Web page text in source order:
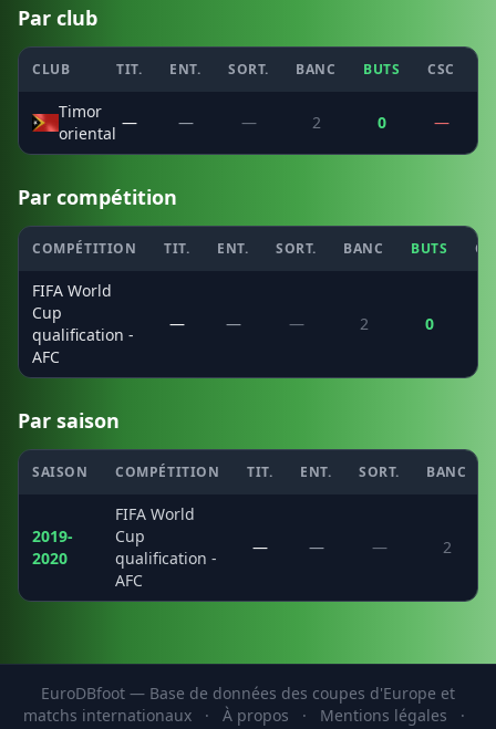
Par club
CLUB TIT. ENT. SORT. BANC BUTS CSC
Timor
oriental
— — — 2 0 —
Par compétition
COMPÉTITION TIT. ENT. SORT. BANC BUTS
FIFA World
Cup
qualification -
AFC
— — — 2 0
Par saison
SAISON COMPÉTITION TIT. ENT. SORT. BANC
2019-
2020
FIFA World
Cup
qualification -
AFC
— — — 2
EuroDBfoot — Base de données des coupes d'Europe et
matchs internationaux
· À propos · Mentions légales
·